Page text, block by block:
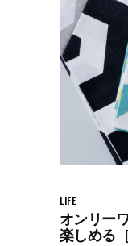
LIFE
オンリー
楽しめる